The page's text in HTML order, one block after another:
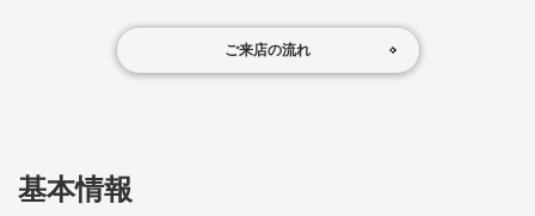
ご来店の流れ
基本情報